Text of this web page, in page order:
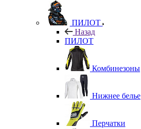
ПИЛОТ
Назад
ПИЛОТ
Комбинезоны
Нижнее белье
Перчатки